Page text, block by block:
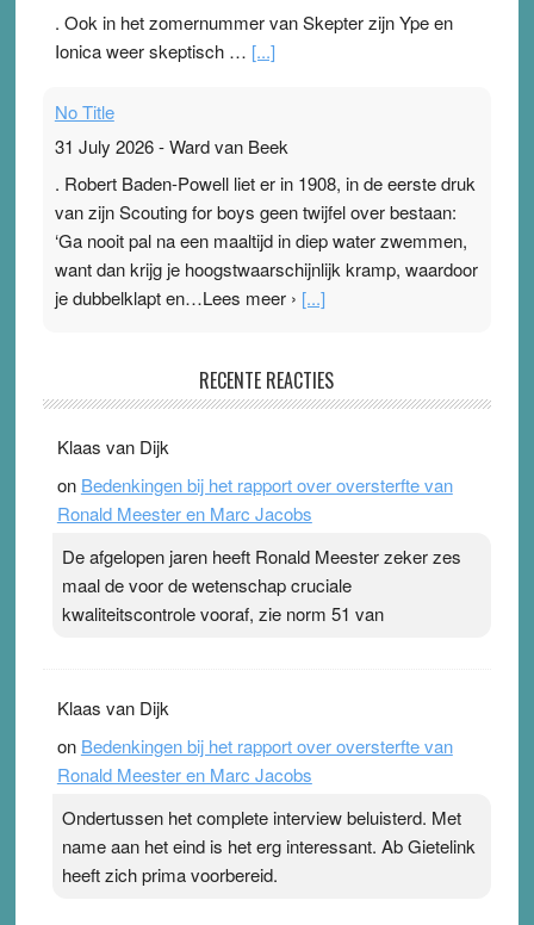
. Ook in het zomernummer van Skepter zijn Ype en
Ionica weer skeptisch … [...]
No Title
31 July 2026-Ward van Beek
. Robert Baden-Powell liet er in 1908, in de eerste druk
van zijn Scouting for boys geen twijfel over bestaan:
‘Ga nooit pal na een maaltijd in diep water zwemmen,
want dan krijg je hoogstwaarschijnlijk kramp, waardoor
je dubbelklapt en…Lees meer › [...]
Ward van Beek
topsporters. Ze hopen ermee hun hartslag te verlagen
terwijl ze meer zuurstof opnemen. Daarop heeft zo’n
pleister geen effect. Maar het gevoel ‘makkelijker te
Pleisterplakkers in de topspsort › [...]
RECENTE REACTIES
Klaas van Dijk
on Bedenkingen bij het rapport over oversterfte van
Ronald Meester en Marc Jacobs
De afgelopen jaren heeft Ronald Meester zeker zes
maal de voor de wetenschap cruciale
kwaliteitscontrole vooraf, zie norm 51 van
Klaas van Dijk
on Bedenkingen bij het rapport over oversterfte van
Ronald Meester en Marc Jacobs
Ondertussen het complete interview beluisterd. Met
name aan het eind is het erg interessant. Ab Gietelink
heeft zich prima voorbereid.